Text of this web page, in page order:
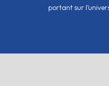
portant sur